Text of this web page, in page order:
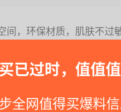
已过时，值值
全网值得买爆料
间，环保材质，肌肤不过
宜。
动链接发现价格不同，那可能